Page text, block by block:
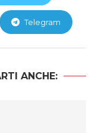
Telegram
ANCHE: